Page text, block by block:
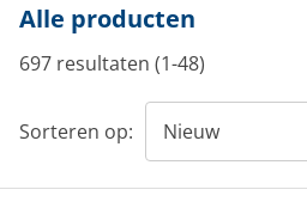
Alle producten
697 resultaten (1-48)
Sorteren op: